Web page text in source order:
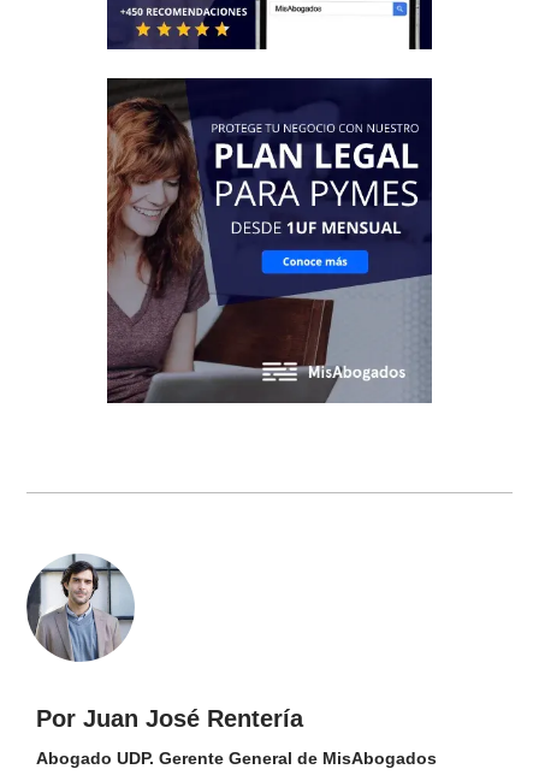
Por Juan José Rentería
Abogado UDP. Gerente General de MisAbogados